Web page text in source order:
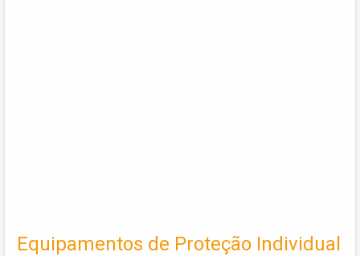
Equipamentos de Proteção Individual